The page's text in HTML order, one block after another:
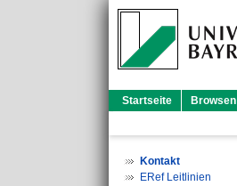
Startseite Browsen
Kontakt
ERef Leitlinien